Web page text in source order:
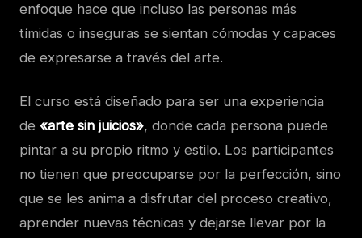
enfoque hace que incluso las personas más
tímidas o inseguras se sientan cómodas y capaces
de expresarse a través del arte.
El curso está diseñado para ser una experiencia
de «arte sin juicios», donde cada persona puede
pintar a su propio ritmo y estilo. Los participantes
no tienen que preocuparse por la perfección, sino
que se les anima a disfrutar del proceso creativo,
aprender nuevas técnicas y dejarse llevar por la